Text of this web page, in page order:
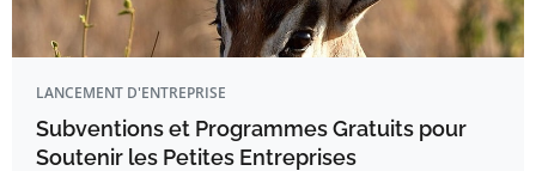
LANCEMENT D'ENTREPRISE
Subventions et Programmes Gratuits pour
Soutenir les Petites Entreprises